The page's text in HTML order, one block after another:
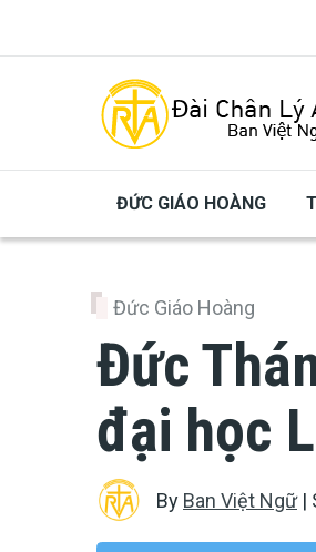
ĐỨC GIÁO HOÀNG
Đức Giáo Hoàng
Đức
đại học
By Ban Việt Ngữ|